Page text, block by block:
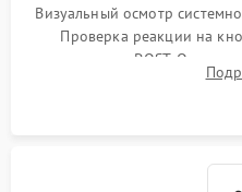
Визуальный осмотр
Проверка реакции на
сигналов POST. Оценка
локализации базовых